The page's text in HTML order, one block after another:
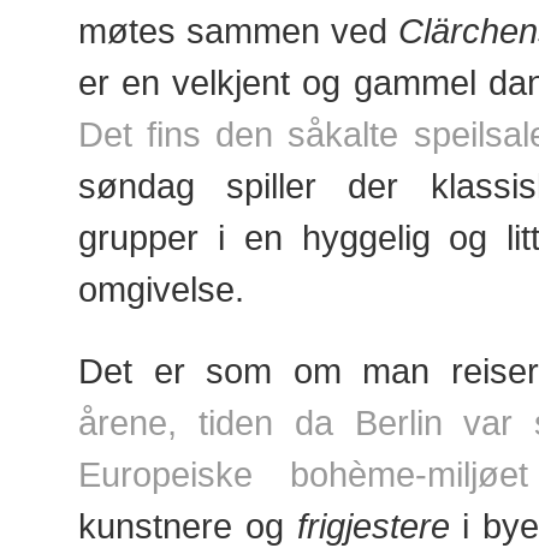
møtes sammen ved
er en velkjent og gammel
Det fins den såkalte
søndag spiller der
grupper i en hyggelig og
omgivelse.
Det er som om man
årene, tiden da Berlin var
Europeiske bohème-miljøet
kunstnere og frigjestere i